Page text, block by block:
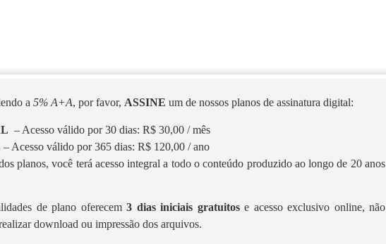
a 5% A+A, por favor, ASSINE um de nossos planos de assinatura digital:
– Acesso válido por 30 dias: R$ 30,00 / mês
– Acesso válido por 365 dias: R$ 120,00 / ano
planos, você terá acesso integral a todo o conteúdo produzido ao longo de 20 anos
de plano oferecem 3 dias iniciais gratuitose acesso exclusivo online, não
download ou impressão dos arquivos.